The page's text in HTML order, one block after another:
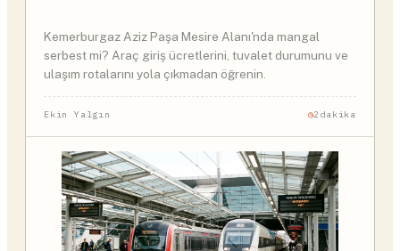
Kemerburgaz Aziz Paşa Mesire Alanı'nda mangal
serbest mi? Araç giriş ücretlerini, tuvalet durumunu ve
ulaşım rotalarını yola çıkmadan öğrenin.
Ekin Yalgın 2dakika